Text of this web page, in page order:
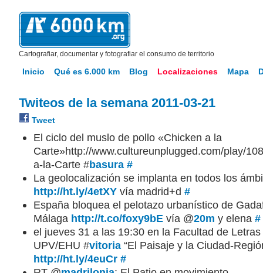
Cartografiar, documentar y fotografiar el consumo de territorio
Inicio Qué es 6.000 km Blog Localizaciones Mapa
Twiteos de la semana 2011-03-21
Tweet
El ciclo del muslo de pollo «Chicken a la
Carte»http://www.cultureunplugged.com/play/
a-la-Carte #basura #
La geolocalización se implanta en todos los
http://ht.ly/4etXY vía madrid+d #
España bloquea el pelotazo urbanístico de
Málaga http://t.co/foxy9bE vía @20m y elena #
el jueves 31 a las 19:30 en la Facultad de
UPV/EHU #vitoria “El Paisaje y la Ciudad-
http://ht.ly/4euCr #